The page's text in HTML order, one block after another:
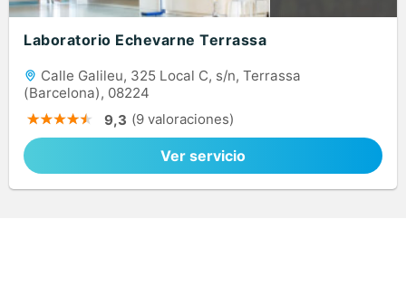
Laboratorio Echevarne Terrassa
Calle Galileu, 325 Local C, s/n, Terrassa
(Barcelona), 08224
9,3 (9 valoraciones)
Ver servicio